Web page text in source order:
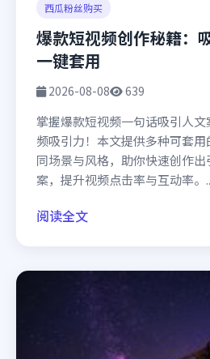
西瓜粉丝购买
爆款短视频创作秘籍：
一键套用
2026-08-08 639
掌握爆款短视频一句话吸引人
频吸引力！本文提供多种可套
同场景与风格，助你快速创作
案，提升视频点击率与互动率。
阅读全文